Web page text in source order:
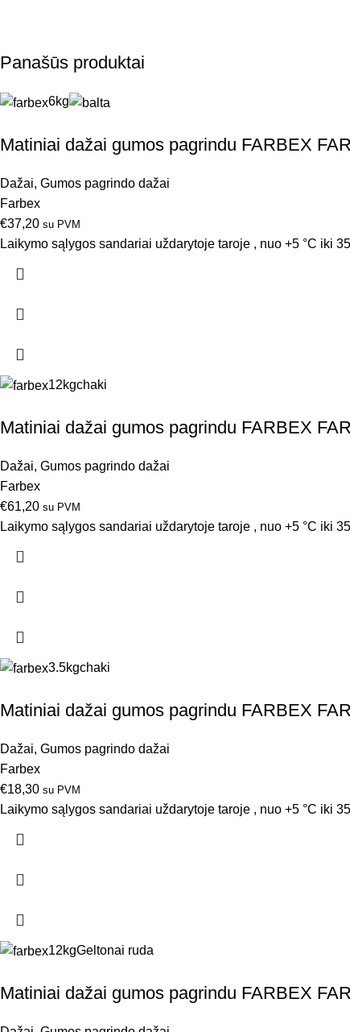
Panašūs produktai
6kg
Matiniai dažai gumos pagrindu FARBEX
Dažai, Gumos pagrindo dažai
Farbex
€37,20 su PVM
Laikymo sąlygos sandariai uždarytoje taroje , nuo +5 °C iki
12kgchaki
Matiniai dažai gumos pagrindu FARBEX
Dažai, Gumos pagrindo dažai
Farbex
€61,20 su PVM
Laikymo sąlygos sandariai uždarytoje taroje , nuo +5 °C iki
3.5kgchaki
Matiniai dažai gumos pagrindu FARBEX
Dažai, Gumos pagrindo dažai
Farbex
€18,30 su PVM
Laikymo sąlygos sandariai uždarytoje taroje , nuo +5 °C iki
12kgGeltonai ruda
Matiniai dažai gumos pagrindu FARBEX